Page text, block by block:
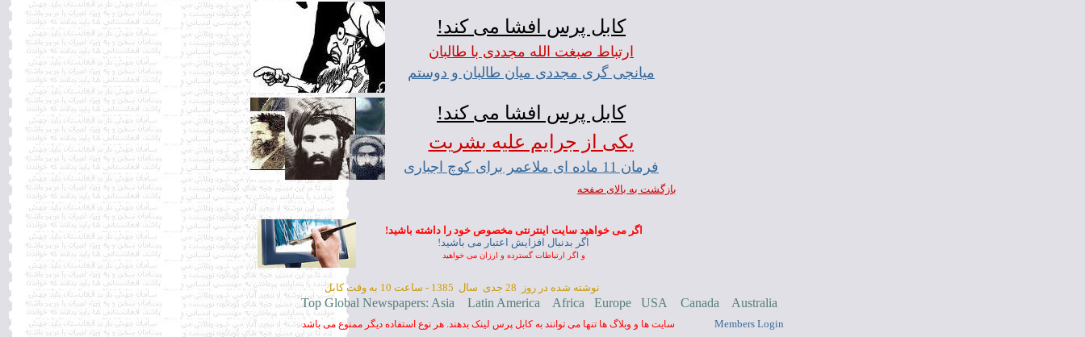
کابل پرس افشا می کند!
ارتباط صبغت الله مجددی با طالبان
ميانجی گری مجددی ميان طالبان و دوستم
کابل پرس افشا می کند!
يکی از جرايم عليه بشريت
فرمان 11 ماده ای ملاعمر برای کوچ اجباری
بازگشت به بالای صفحه
اگر می خواهيد سايت اينترنتی مخصوص خود را داشته باشيد!
اگر بدنبال افزايش اعتبار می باشيد!
و اگر ارتباطات گسترده و ارزان می خواهيد
نوشته شده در روز 28 جدی سال 1385 - ساعت 10 به وقت کابل
Top Global Newspapers: Asia Latin America Africa Europe USA Canada Australia
سايت ها و وبلاگ ها تنها می توانند به کابل پرس لينک بدهند. هر نوع استفاده ديگر ممنوع می باشد Members Login